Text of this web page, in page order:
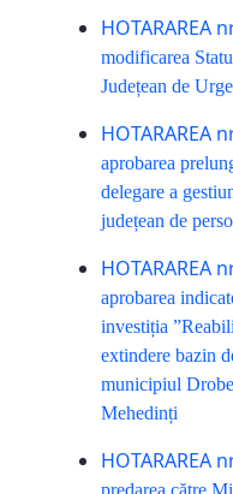
HOTARAREA
modificarea
Județean de
HOTARAREA
aprobarea
delegare a
județean de
HOTARAREA
aprobarea
investiția
extindere bazin
municipiul
Mehedinți
HOTARAREA